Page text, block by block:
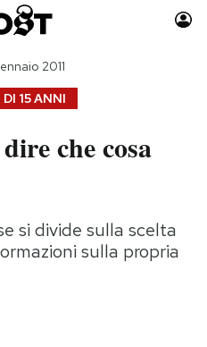
Auto
Moda
Storie/Idee
Ok Boomer!
DI 15 ANNI
2011
che cosa
si divide sulla scelta
sulla propria